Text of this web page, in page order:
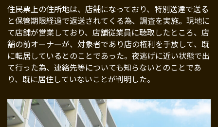
住民票上の住所地は、店舗になっており、特別送達で送る
と保管期限経過で返送されてくる為、調査を実施。現地に
て店舗が営業しており、店舗従業員に聴取したところ、店
舗の前オーナーが、対象者であり店の権利を手放して、既
に転居しているとのことであった。夜逃げに近い状態で出
て行った為、連絡先等についても知らないとのことであ
り、既に居住していないことが判明した。